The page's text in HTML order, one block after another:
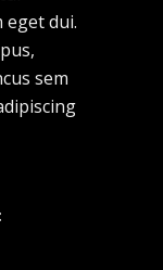
eget dui.
sem